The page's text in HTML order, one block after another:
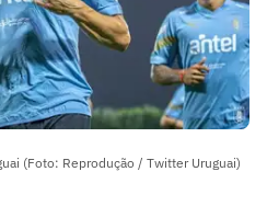
(Foto: Reprodução / Twitter Uruguai)